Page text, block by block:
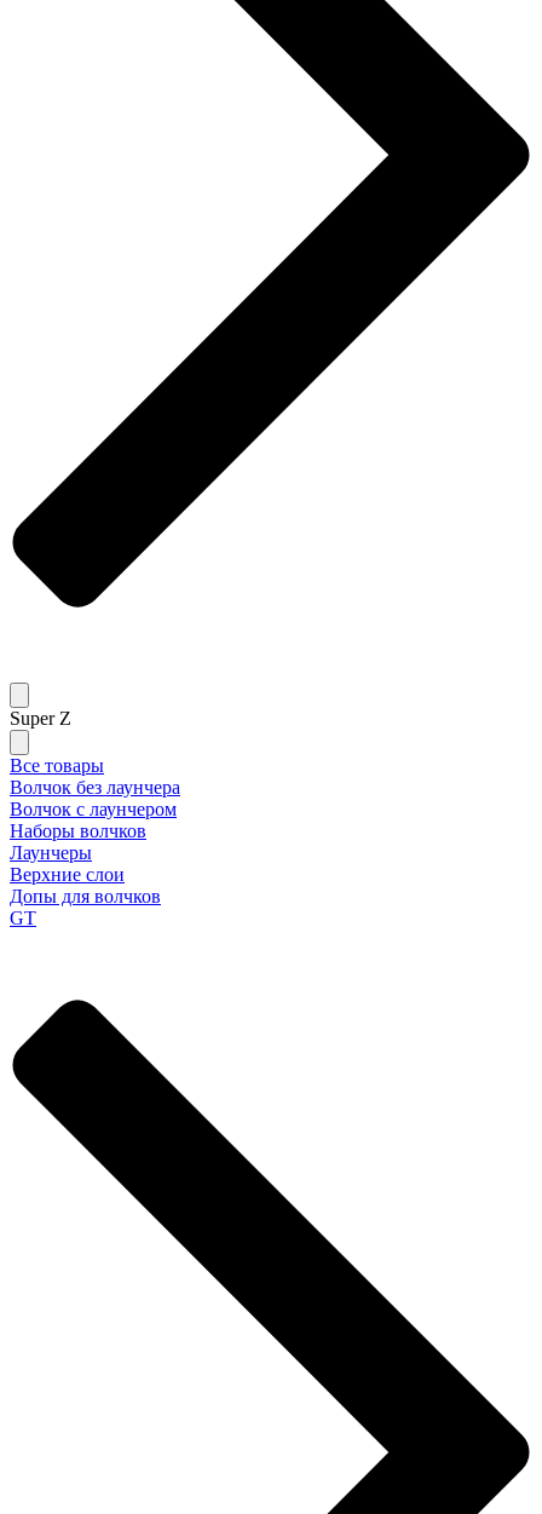
Super Z
Все товары
Волчок без лаунчера
Волчок с лаунчером
Наборы волчков
Лаунчеры
Верхние слои
Допы для волчков
GT